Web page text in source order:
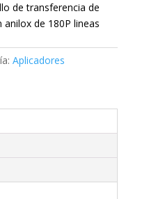
de transferencia de
de 180P lineas
Aplicadores